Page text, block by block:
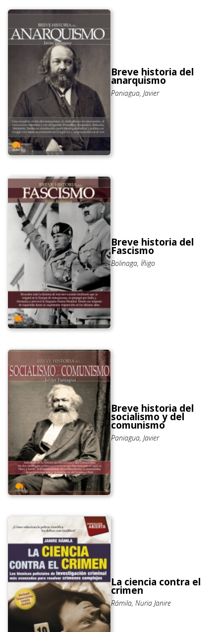
Breve historia del
anarquismo
Paniagua, Javier
Breve historia del
Fascismo
Bolinaga, Íñigo
Breve historia del
socialismo y del
comunismo
Paniagua, Javier
La ciencia contra el
crimen
Rámila, Nuria Janire